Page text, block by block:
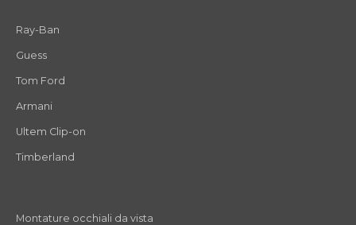
Ray-Ban
Guess
Tom Ford
Armani
Ultem Clip-on
Timberland
Montature occhiali da vista